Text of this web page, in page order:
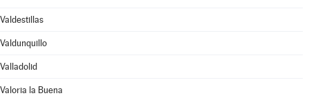
Valdestillas
Valdunquillo
Valladolid
Valoria la Buena